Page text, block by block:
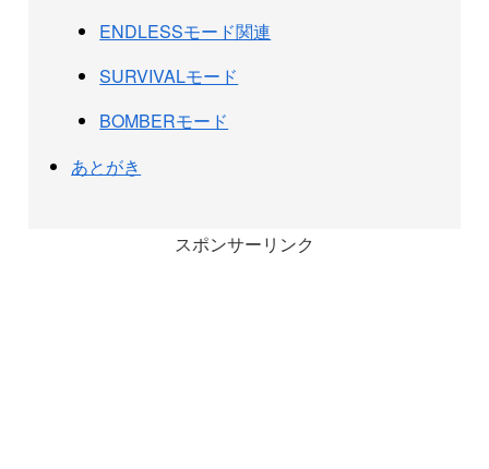
ENDLESSモード関連
SURVIVALモード
BOMBERモード
あとがき
スポンサーリンク